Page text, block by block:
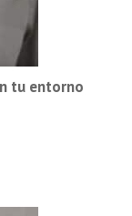
tu entorno